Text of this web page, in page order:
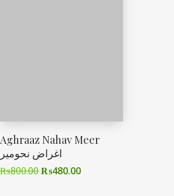
Aghraaz Nahav Meer
اغراض نحومیر
₨800.00₨480.00